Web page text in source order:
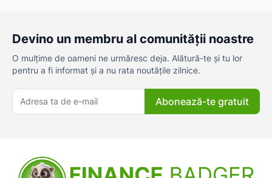
Devino un membru al comunității noastre
O mulțime de oameni ne urmăresc deja. Alătură-te și tu lor
pentru a fi informat și a nu rata noutățile zilnice.
Abonează-te gratuit